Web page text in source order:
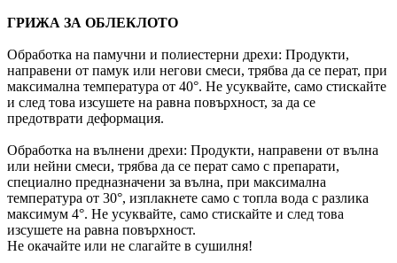
ГРИЖА ЗА ОБЛЕКЛОТО
Обработка на памучни и полиестерни дрехи: Продукти,
направени от памук или негови смеси, трябва да се перат, при
максимална температура от 40°. Не усуквайте, само стискайте
и след това изсушете на равна повърхност, за да се
предотврати деформация.
Обработка на вълнени дрехи: Продукти, направени от вълна
или нейни смеси, трябва да се перат само с препарати,
специално предназначени за вълна, при максимална
температура от 30°, изплакнете само с топла вода с разлика
максимум 4°. Не усуквайте, само стискайте и след това
изсушете на равна повърхност.
Не окачайте или не слагайте в сушилня!